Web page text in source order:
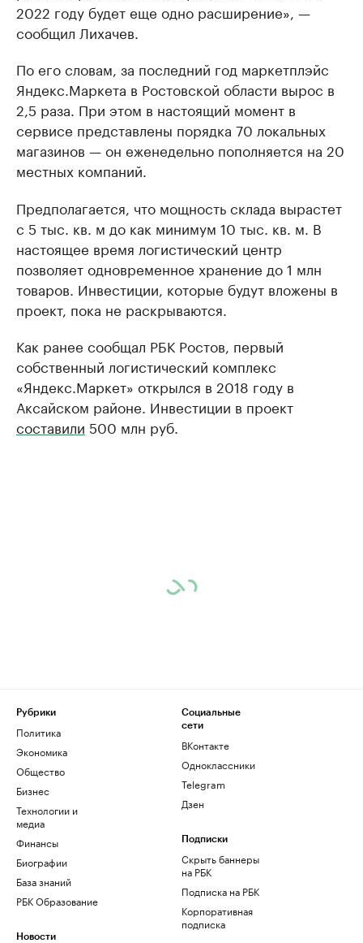
2022 году будет еще одно расширение», —
сообщил Лихачев.
По его словам, за последний год маркетплэйс
Яндекс.Маркета в Ростовской области вырос в
2,5 раза. При этом в настоящий момент в
сервисе представлены порядка 70 локальных
магазинов — он еженедельно пополняется на 20
местных компаний.
Предполагается, что мощность склада вырастет
с 5 тыс. кв. м до как минимум 10 тыс. кв. м. В
настоящее время логистический центр
позволяет одновременное хранение до 1 млн
товаров. Инвестиции, которые будут вложены в
проект, пока не раскрываются.
Как ранее сообщал РБК Ростов, первый
собственный логистический комплекс
«Яндекс.Маркет» открылся в 2018 году в
Аксайском районе. Инвестиции в проект
составили 500 млн руб.
Рубрики
Политика
Экономика
Общество
Бизнес
Технологии и
медиа
Финансы
Биографии
База знаний
РБК Образование
Новости
Социальные
сети
ВКонтакте
Одноклассники
Telegram
Дзен
Подписки
Скрыть баннеры
на РБК
Подписка на РБК
Корпоративная
подписка